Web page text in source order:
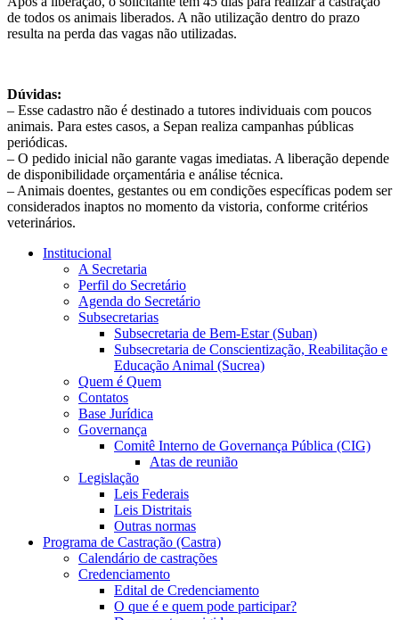
de todos os animais liberados. A não utilização dentro do prazo
resulta na perda das vagas não utilizadas.
Dúvidas:
– Esse cadastro não é destinado a tutores individuais com poucos
animais. Para estes casos, a Sepan realiza campanhas públicas
periódicas.
– O pedido inicial não garante vagas imediatas. A liberação depende
de disponibilidade orçamentária e análise técnica.
– Animais doentes, gestantes ou em condições específicas podem ser
considerados inaptos no momento da vistoria, conforme critérios
veterinários.
Institucional
A Secretaria
Perfil do Secretário
Agenda do Secretário
Subsecretarias
Subsecretaria de Bem-Estar (Suban)
Subsecretaria de Conscientização, Reabilitação e
Educação Animal (Sucrea)
Quem é Quem
Contatos
Base Jurídica
Governança
Comitê Interno de Governança Pública (CIG)
Atas de reunião
Legislação
Leis Federais
Leis Distritais
Outras normas
Programa de Castração (Castra)
Calendário de castrações
Credenciamento
Edital de Credenciamento
O que é e quem pode participar?